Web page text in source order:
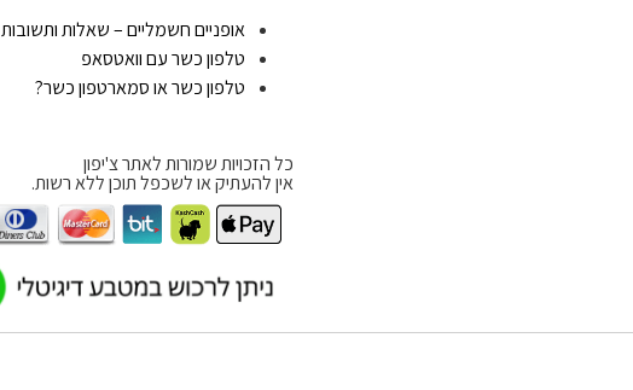
אופניים חשמליים – שאלות ותשובות
טלפון כשר עם וואטסאפ
טלפון כשר או סמארטפון כשר?
כל הזכויות שמורות לאתר צ'יפון
אין להעתיק או לשכפל תוכן ללא רשות.